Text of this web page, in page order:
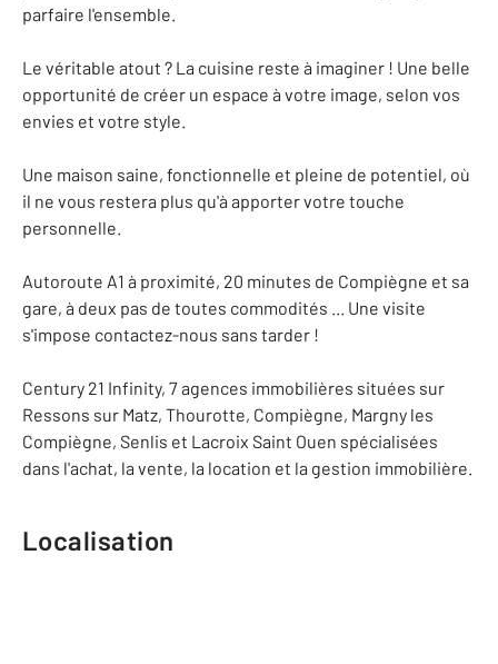
parfaire l'ensemble.
Le véritable atout ? La cuisine reste à imaginer ! Une belle
opportunité de créer un espace à votre image, selon vos
envies et votre style.
Une maison saine, fonctionnelle et pleine de potentiel, où
il ne vous restera plus qu'à apporter votre touche
personnelle.
Autoroute A1 à proximité, 20 minutes de Compiègne et sa
gare, à deux pas de toutes commodités ... Une visite
s'impose contactez-nous sans tarder !
Century 21 Infinity, 7 agences immobilières situées sur
Ressons sur Matz, Thourotte, Compiègne, Margny les
Compiègne, Senlis et Lacroix Saint Ouen spécialisées
dans l'achat, la vente, la location et la gestion immobilière.
Localisation